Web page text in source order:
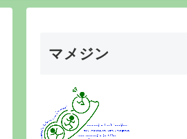
マメジン